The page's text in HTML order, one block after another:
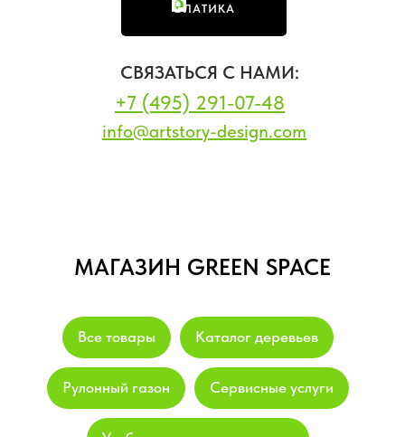
ФЛАТИКА
СВЯЗАТЬСЯ С НАМИ:
+7 (495) 291-07-48
info@artstory-design.com
МАГАЗИН GREEN SPACE
Все товары Каталог деревьев
Рулонный газон Сервисные услуги